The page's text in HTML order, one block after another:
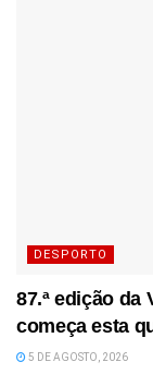
DESPORTO
87.ª edição da
começa esta
5 DE AGOSTO, 2026